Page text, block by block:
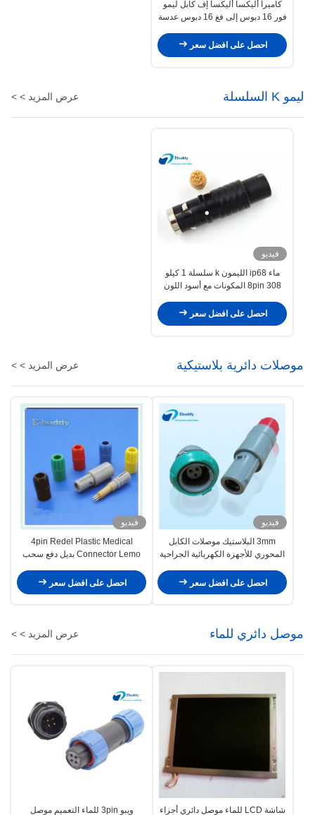
كاميرا أليكسا أليكسا إف كابل ليمو
فور 16 دبوس إلى فغ 16 دبوس عدسة
احصل على افضل سعر
ليمو K السلسلة عرض المزيد > >
فيديو
ماء ip68 الليمون k سلسلة 1 كيلو
308 8pin المكونات مع أسود اللون
احصل على افضل سعر
موصلات دائرية بلاستيكية عرض المزيد > >
فيديو
3mm البلاستيك موصلات الكابل
المحوري للأجهزة الكهربائية الجراحية
احصل على افضل سعر
فيديو
4pin Redel Plastic Medical
Connector Lemo بديل دفع سحب
احصل على افضل سعر
موصل دائري للماء عرض المزيد > >
شاشة LCD للماء موصل دائري أجزاء
ويبو 3pin للماء التعميم موصل